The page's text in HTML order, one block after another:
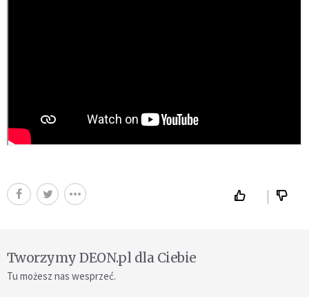
Tworzymy DEON.pl dla Ciebie
Tu możesz nas wesprzeć.